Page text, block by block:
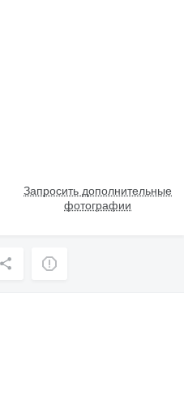
Запросить дополнительные
фотографии